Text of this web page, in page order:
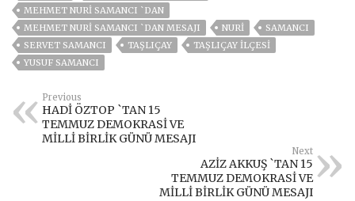
MEHMET NURİ SAMANCI `DAN
MEHMET NURİ SAMANCI `DAN MESAJI
NURI
SAMANCI
SERVET SAMANCI
TAŞLIÇAY
TAŞLIÇAY ILÇESI
YUSUF SAMANCI
Previous
HADİ ÖZTOP `TAN 15
TEMMUZ DEMOKRASİ VE
MİLLİ BİRLİK GÜNÜ MESAJI
Next
AZİZ AKKUŞ `TAN 15
TEMMUZ DEMOKRASİ VE
MİLLİ BİRLİK GÜNÜ MESAJI